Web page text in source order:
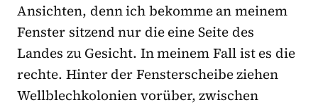
Ansichten, denn ich bekomme an meinem
Fenster sitzend nur die eine Seite des
Landes zu Gesicht. In meinem Fall ist es die
rechte. Hinter der Fensterscheibe ziehen
Wellblechkolonien vorüber, zwischen